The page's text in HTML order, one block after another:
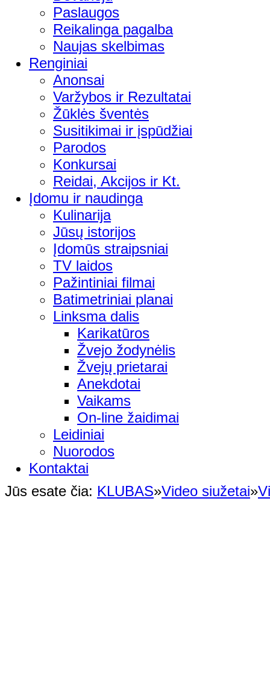
Paslaugos
Reikalinga pagalba
Naujas skelbimas
Renginiai
Anonsai
Varžybos ir Rezultatai
Žūklės šventės
Susitikimai ir įspūdžiai
Parodos
Konkursai
Reidai, Akcijos ir Kt.
Įdomu ir naudinga
Kulinarija
Jūsų istorijos
Įdomūs straipsniai
TV laidos
Pažintiniai filmai
Batimetriniai planai
Linksma dalis
Karikatūros
Žvejo žodynėlis
Žvejų prietarai
Anekdotai
Vaikams
On-line žaidimai
Leidiniai
Nuorodos
Kontaktai
Jūs esate čia: KLUBAS»Video siužetai»